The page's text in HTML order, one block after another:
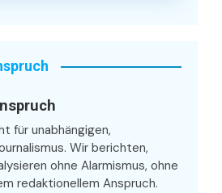
für unabhängigen,
Wir berichten,
ohne Alarmismus, ohne
redaktionellem Anspruch.